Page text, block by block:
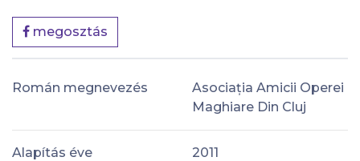
megosztás
Román megnevezés
Asociația Amicii Operei
Maghiare Din Cluj
Alapítás éve 2011